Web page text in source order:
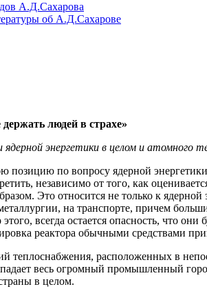
А.Д.Сахарова
об А.Д.Сахарове
людей в страхе»
энергетики в целом и атомного
позицию по вопросу ядерной
независимо от того, как
Это относится не только к
на транспорте, причем
всегда остается опасность, что
реактора обычными средствами
теплоснабжения, расположенных в
весь огромный промышленный
в целом.